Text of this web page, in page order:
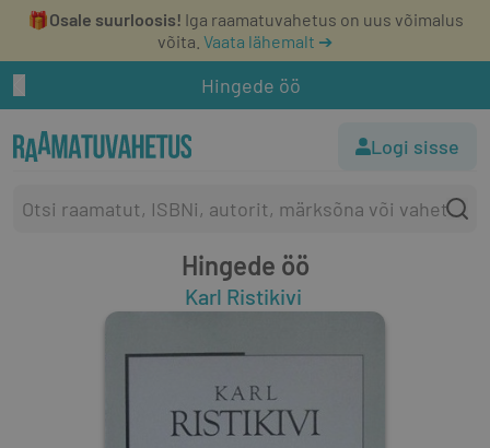
🎁Osale suurloosis! Iga raamatuvahetus on uus võimalus
võita. Vaata lähemalt ➔
Hingede öö
Logi sisse
Hingede öö
Karl Ristikivi